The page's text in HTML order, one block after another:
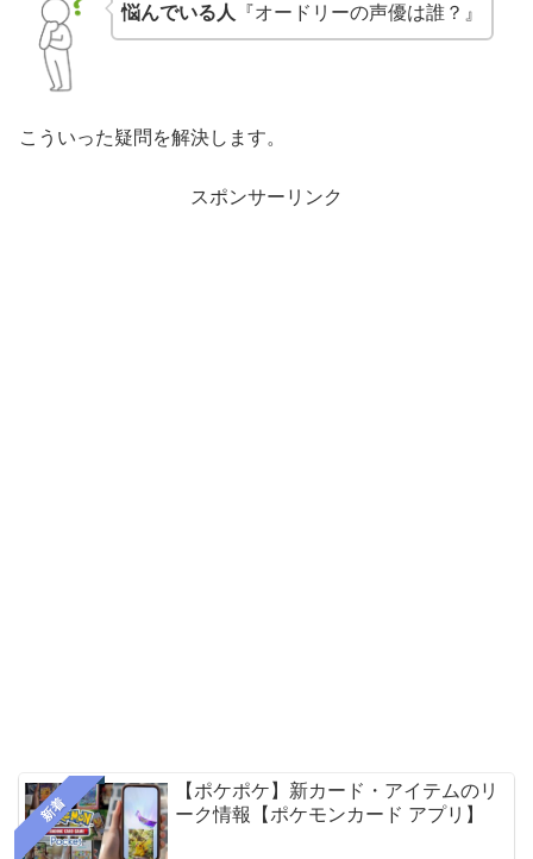
悩んでいる人 『オードリーの声優は誰？』
こういった疑問を解決します。
スポンサーリンク
新着
【ポケポケ】新カード・アイテムのリ
ーク情報【ポケモンカード アプリ】